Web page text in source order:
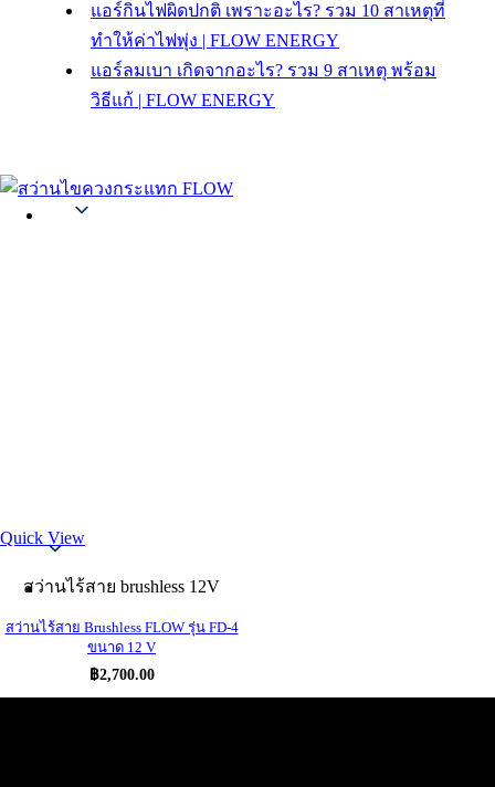
Thai
แอร์กินไฟผิดปกติ เพราะอะไร? รวม 10 สาเหตุที่
ทำให้ค่าไฟพุ่ง | FLOW ENERGY
แอร์ลมเบา เกิดจากอะไร? รวม 9 สาเหตุ พร้อม
วิธีแก้ | FLOW ENERGY
Quick View
สว่านไร้สาย brushless 12V
สว่านไร้สาย Brushless FLOW รุ่น FD-4
ขนาด 12 V
฿2,700.00